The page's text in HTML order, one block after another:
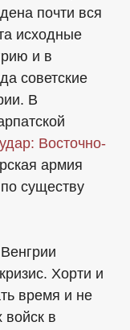
почти вся
исходные
и в
советские
В
Восточно-
армия
существу
Хорти и
время и не
войск в